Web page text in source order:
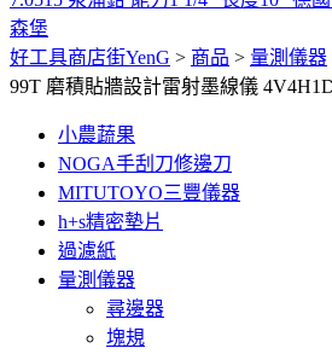
森堡
好工具商店街YenG > 商品 > 量測儀器
99T 磨積貼牆設計雷射墨線儀
小農蔬果
NOGA手刮刀修邊刀
MITUTOYO三豐儀器
h+s精密墊片
過濾紙
量測儀器
尋邊器
塊規